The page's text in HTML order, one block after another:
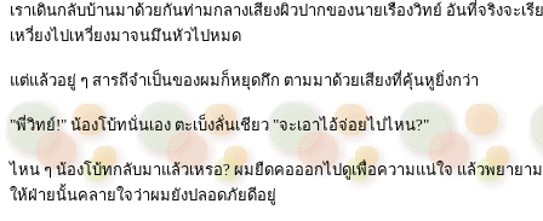
เราเดินกลับบ้านมาด้วยกันท่ามกลางเสียงผิวปากของนายเรืองวิทย์ อันที่จริงจะเ
เหวี่ยงไปเหวี่ยงมาจนมึนหัวไปหมด
แต่แล้วอยู่ ๆ สารถีจำเป็นของผมก็หยุดกึก ตามมาด้วยเสียงที่คุ้นหูยิ่งกว่า
"พี่วิทย์!" น้องโบ้ทนั่นเอง ตะเบ็งลั่นเชียว "จะเอาไอ้จ่อยไปไหน?"
ไหน ๆ น้องโบ้ทกลับมาแล้วเหรอ? ผมยืดคอออกไปดูเพื่อความแน่ใจ แล้วพยาย
ให้ฝ่ายนั้นคลายใจว่าผมยังปลอดภัยดีอยู่